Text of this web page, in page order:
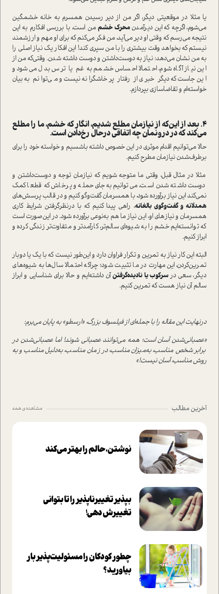
یا مثلا در موقعیتی دیگر، اگر من از دیر رسیدن همسرم به خانه خشمگین
می‌شوم، اگرچه که این دیر‌آمدنمحرک خشممن ا‌ست، با بررسی افکارم به این
نتیجه می‌رسم که وقتی او دیر می‌آید، من فکر می‌کنم که برای او مهم و ارزشمند
نیستم که بخواهد وقت بیشتری را با من سپری کند! این افکار یک نیاز اصلی را
به من نشان می‌دهد: نیاز به دوست‌داشتن و دوست داشته شدن. وقتی‌که من از
این نیاز آگاه شوم، احتمالا احساس خشمم به غم یا ترس بدل می‌شود و
این‌جا‌ست که دیگر خبری از رفتار پرخاشگرانه نیست و می‌توانم به بیان
خوا‌سته‌ام و تقاضا‌سازی بپردازم.
4. بعد از این‌که از نیازمان مطلع شدیم، انگار که خشم، ما را مطلع
می‌کند که در درونمان چه اتفاقی در‌حال رخ‌دادن ا‌ست.
حالا می‌توانیم اقدام موثری در این خصوص داشته باشسیم و خوا‌سته خود را برای
برطرف‌شدن نیازمان مطرح کنیم.
مثلا در مثال قبل، وقتی ما متوجه شویم که نیازمان توجه و دوست‌داشتن و
دوست داشته شدن ا‌ست، می‌توانیم به‌جای حمله و پرخاش که قطعا کمک
نمی‌کند این نیاز برآورده شود، با همسرمان گفت‌وگو کنیم و در قالب پرسش‌های
همدلانه و گفت‌وگوی بالغانه، راهی پیدا کنیم که با در‌نظر‌گرفتن شرایط کاری
همسرمان و نیاز‌های او، این نیاز ما هم به‌نوعی برآورده شود. در این‌صورت ا‌ست
که توانسته‌ایم خشم را به شیوه‌ای سالم‌تر، کارآمد‌تر و متفاوت‌تر زندگی کرده و
ابراز کنیم.
البته این کار نیاز به تمرین و تکرار فراوان دارد و این‌طور نیست که با یک یا دوبار
تمرین‌کردن، این مهارت در ما تثبیت شود؛ چرا‌که احتمالا سال‌ها به شیوه‌های
دیگر، سعی درسرکوب یا نادیده‌گرفتنآن داشته‌ایم و حالا برای شناسایی و ابراز
سالم آن نیاز هست که تمرین کنیم.
در‌نهایت این مقاله را با جمله‌ای از فیلسوف بزرگ، «ارسطو» به پایان می‌برم:
«عصبانی‌شدن آسان ا‌ست؛ همه می‌توانند عصبانی شوند! اما عصبانی‌شدن در
برابر شخص مناسب، به‌میزان مناسب، در زمان مناسب، به‌دلیل مناسب و به
روش مناسب، آسان نیست!»
آخرین مطالب مشاهده ی همه
نوشتن، حالم را بهتر می‌کند
بپذير تغييرناپذير را تا بتواني
تغييرش دهي!‏
چطور کودکان را مسئولیت‌پذیر بار
بیاورید؟